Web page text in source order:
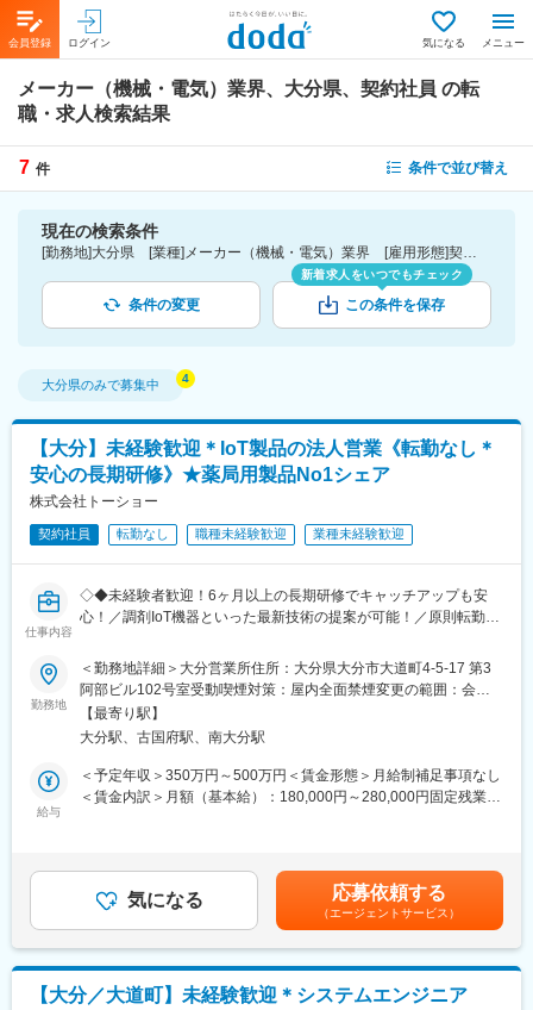
会員登録 ログイン 気になる メニュー
メーカー（機械・電気）業界、大分県、契約社員 の転
職・求人検索結果
7 件 条件で並び替え
現在の検索条件
[勤務地]大分県 [業種]メーカー（機械・電気）業界 [雇用形態]契約社員
条件の変更
新着求人をいつでもチェック
この条件を保存
大分県のみで募集中
【大分】未経験歓迎＊IoT製品の法人営業《転勤なし＊
安心の長期研修》★薬局用製品No1シェア
株式会社トーショー
契約社員 転勤なし 職種未経験歓迎 業種未経験歓迎
仕事内容
◇◆未経験者歓迎！6ヶ月以上の長期研修でキャッチアップも安
心！／調剤IoT機器といった最新技術の提案が可能！／原則転勤は
仕事◆◇
【はじめに】
既存のお客様である調剤薬局やドラッグストアに対して、主力製
品である全自動調剤分包機などの調剤IoT機器を販売いただく職種
となります。
IoT製品の販売スキルの市場価値は上昇の一途を辿っており、同社
【業務概要】
・提案資料作成
・新規訪問
勤務地
＜勤務地詳細＞大分営業所住所：大分県大分市大道町4-5-17 第3
阿部ビル102号室受動喫煙対策：屋内全面禁煙変更の範囲：会社
の定める事業所（リモートワーク含む）
【最寄り駅】
大分駅、古国府駅、南大分駅
給与
＜予定年収＞350万円～500万円＜賃金形態＞月給制補足事項なし
＜賃金内訳＞月額（基本給）：180,000円～280,000円固定残業手
＞※給与詳細は、年齢・スキルを考慮し決定します。■昇給：年1
回■賞与：年2回年収420万円／30歳 経験5年年収500万円／32歳
経験7年賃金はあくまでも目安の金額であり、選考を通じて上下す
る可能性があります。月給(月額)は固定手当を含めた表記です。
気になる 応募依頼する
（エージェントサービス）
【大分／大道町】未経験歓迎＊システムエンジニア